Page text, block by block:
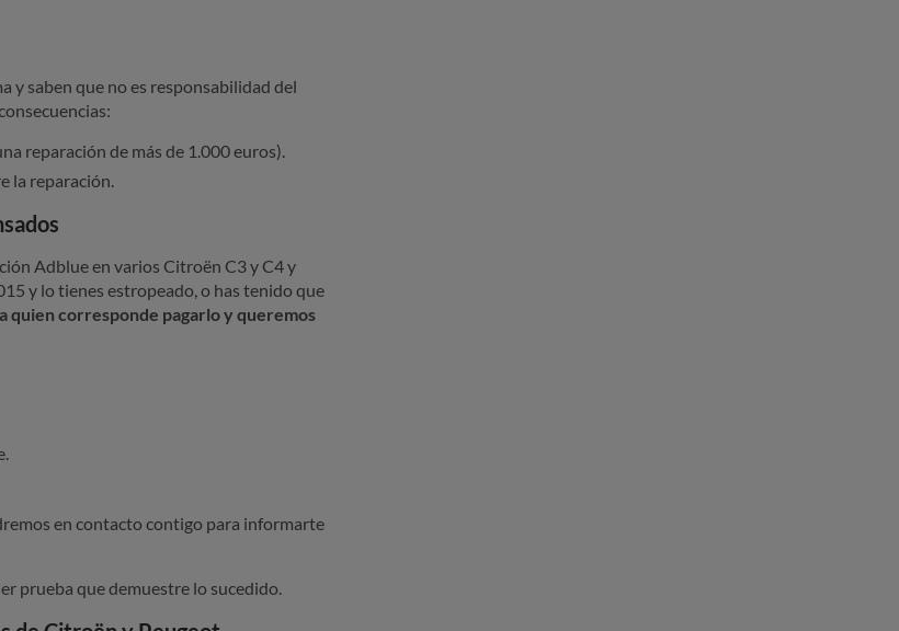
y saben que no es responsabilidad del
reparación de más de 1.000 euros).
la reparación.
Adblue en varios Citroën C3 y C4 y
y lo tienes estropeado, o has tenido que
quien corresponde pagarlo y queremos
en contacto contigo para informarte
prueba que demuestre lo sucedido.